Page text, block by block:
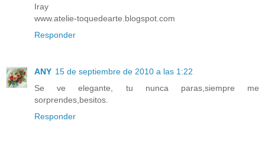
Iray
www.atelie-toquedearte.blogspot.com
Responder
ANY 15 de septiembre de 2010 a las 1:22
Se ve elegante, tu nunca paras,siempre me
sorprendes,besitos.
Responder